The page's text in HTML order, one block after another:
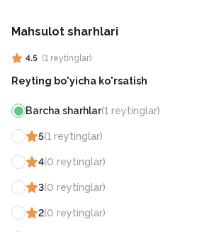
Mahsulot sharhlari
4.5 (1 reytinglar)
Reyting bo'yicha ko'rsatish
Barcha sharhlar(1 reytinglar)
5(1 reytinglar)
4(0 reytinglar)
3(0 reytinglar)
2(0 reytinglar)